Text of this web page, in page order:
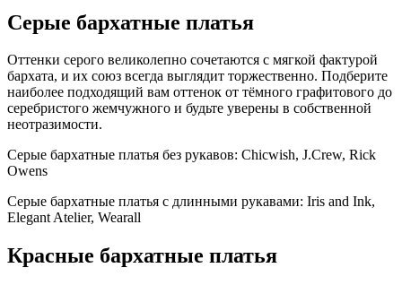
Серые бархатные платья
Оттенки серого великолепно сочетаются с мягкой фактурой
бархата, и их союз всегда выглядит торжественно. Подберите
наиболее подходящий вам оттенок от тёмного графитового до
серебристого жемчужного и будьте уверены в собственной
неотразимости.
Серые бархатные платья без рукавов: Chicwish, J.Crew, Rick
Owens
Серые бархатные платья с длинными рукавами: Iris and Ink,
Elegant Atelier, Wearall
Красные бархатные платья